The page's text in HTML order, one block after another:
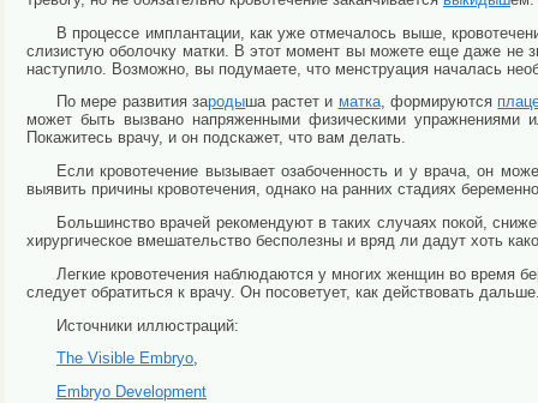
В процессе имплантации, как уже отмечалось выше,
слизистую оболочку матки. В этот момент вы можете еще даже не
наступило. Возможно, вы подумаете, что менструация началась
По мере развития зародыша растет и матка, формируются
может быть вызвано напряженными физическими
Покажитесь врачу, и он подскажет, что вам делать.
Если кровотечение вызывает озабоченность и у врача, он
выявить причины кровотечения, однако на ранних стадиях
Большинство врачей рекомендуют в таких случаях покой,
хирургическое вмешательство бесполезны и вряд ли дадут хоть
Легкие кровотечения наблюдаются у многих женщин во время
следует обратиться к врачу. Он посоветует, как действовать
Источники иллюстраций:
The Visible Embryo,
Embryo Development